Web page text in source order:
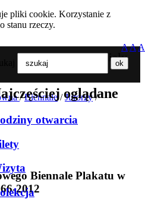
pliki cookie. Korzystanie z
stanu rzeczy.
Nasze oddziały
oglądane
otwarcia
AAA
/ Biennale/Jurorzy/
Biennale Plakatu w
2012